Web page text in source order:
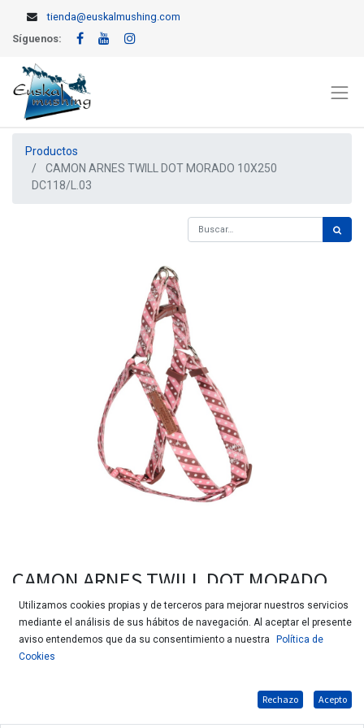
tienda@euskalmushing.com
Síguenos:
Productos
CAMON ARNES TWILL DOT MORADO 10X250
DC118/L.03
CAMON ARNES TWILL DOT MORADO
10X250 DC118/L.03
Utilizamos cookies propias y de terceros para mejorar nuestros servicios
mediante el análisis de sus hábitos de navegación. Al aceptar el presente
aviso entendemos que da su consentimiento a nuestra
Política de
Cookies
Rechazo Acepto